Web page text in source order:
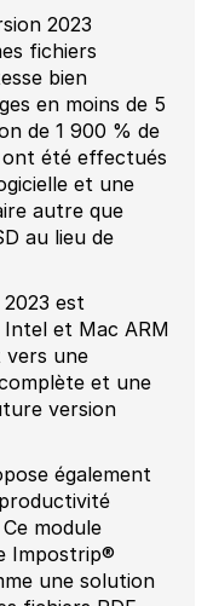
2023
fichiers
bien
en moins de 5
de 1 900 % de
ont été effectués
et une
autre que
au lieu de
est
Intel et Mac ARM
vers une
et une
version
également
module
Impostrip®
une solution